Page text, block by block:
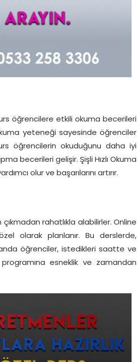
öğrencilere etkili okuma becerileri
okuma yeteneği sayesinde öğrenciler
öğrencilerin okuduğunu daha iyi
becerileri gelişir. Şişli Hızlı Okuma
olur ve başarılarını artırır.
rahatlıkla alabilirler. Online
olarak planlanır. Bu derslerde,
öğrenciler, istedikleri saatte ve
esneklik ve zamandan